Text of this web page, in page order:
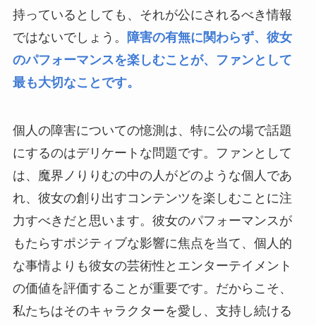
持っているとしても、それが公にされるべき情報
ではないでしょう。
障害の有無に関わらず、彼女
のパフォーマンスを楽しむことが、ファンとして
最も大切なことです。
個人の障害についての憶測は、特に公の場で話題
にするのはデリケートな問題です。ファンとして
は、魔界ノりりむの中の人がどのような個人であ
れ、彼女の創り出すコンテンツを楽しむことに注
力すべきだと思います。彼女のパフォーマンスが
もたらすポジティブな影響に焦点を当て、個人的
な事情よりも彼女の芸術性とエンターテイメント
の価値を評価することが重要です。だからこそ、
私たちはそのキャラクターを愛し、支持し続ける